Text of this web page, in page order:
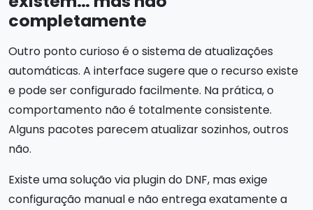
completamente
Outro ponto curioso é o sistema de atualizações
automáticas. A interface sugere que o recurso existe
e pode ser configurado facilmente. Na prática, o
comportamento não é totalmente consistente.
Alguns pacotes parecem atualizar sozinhos, outros
não.
Existe uma solução via plugin do DNF, mas exige
configuração manual e não entrega exatamente a